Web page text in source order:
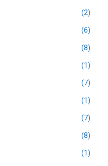
(2)
(6)
(8)
(1)
(7)
(1)
(7)
(8)
(1)